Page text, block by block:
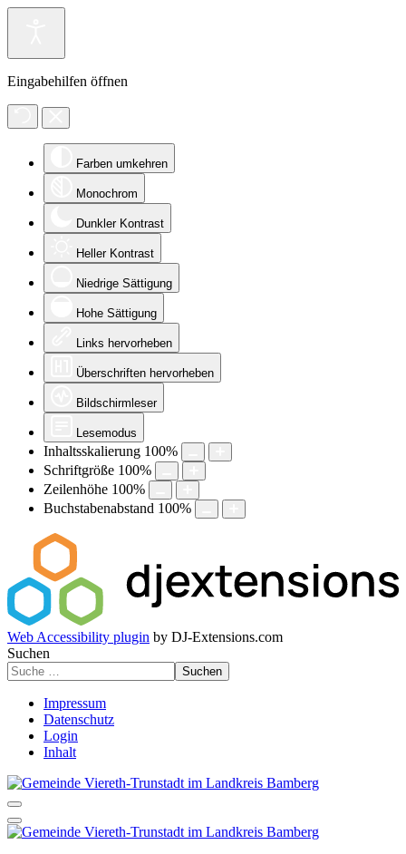
Eingabehilfen öffnen
Farben umkehren
Monochrom
Dunkler Kontrast
Heller Kontrast
Niedrige Sättigung
Hohe Sättigung
Links hervorheben
Überschriften hervorheben
Bildschirmleser
Lesemodus
Inhaltsskalierung 100%
Schriftgröße 100%
Zeilenhöhe 100%
Buchstabenabstand 100%
Web Accessibility plugin by DJ-Extensions.com
Suchen
Suchen
Impressum
Datenschutz
Login
Inhalt